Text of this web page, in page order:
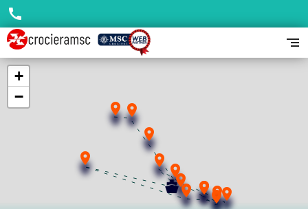
place
place
place
place
place
place
place
placeplace
place
place
place
place
+
−
call
segment